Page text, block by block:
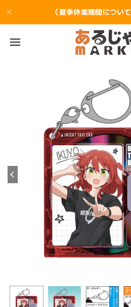
〈夏季休業期間につい